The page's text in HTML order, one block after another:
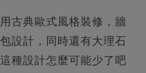
古典歐式風格裝修，牆
設計，同時還有大理石
種設計怎麼可能少了吧